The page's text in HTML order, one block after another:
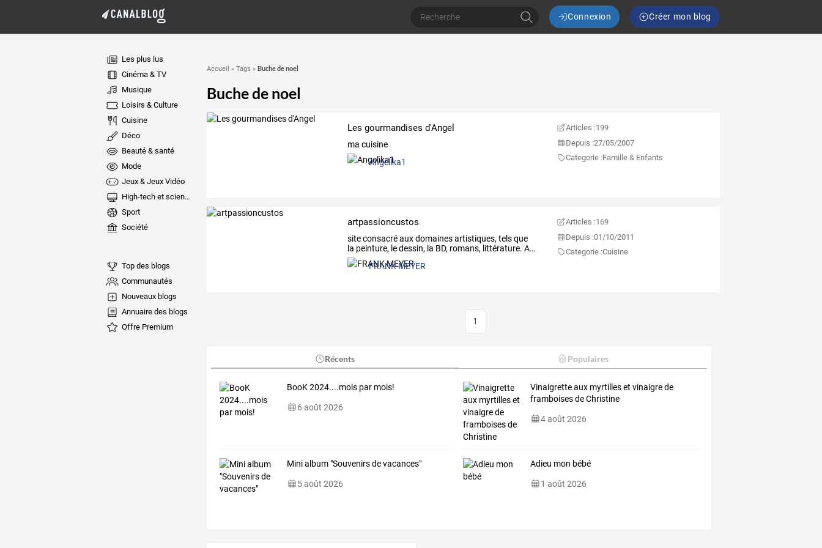
Connexion Créer mon blog
Les plus lus
Cinéma & TV
Musique
Loisirs & Culture
Cuisine
Déco
Beauté & santé
Mode
Jeux & Jeux Vidéo
High-tech et sciences
Sport
Société
Top des blogs
Communautés
Nouveaux blogs
Annuaire des blogs
Offre Premium
Accueil » Tags » Buche de noel
Buche de noel
Les gourmandises d'Angel
ma cuisine
Angelika1
Articles :199
Depuis :27/05/2007
Categorie :Famille & Enfants
artpassioncustos
siteconsacréauxdomainesartistiques, telsque
la peinture, ledessin, la BD, romans, littérature. A…
FRANK MEYER
Articles :169
Depuis :01/10/2011
Categorie :Cuisine
1
Récents Populaires
BooK 2024....mois par mois!
6 août 2026
Vinaigrette aux myrtilles et vinaigre de
framboises de Christine
4 août 2026
Mini album "Souvenirs de vacances"
5 août 2026
Adieu mon bébé
1 août 2026